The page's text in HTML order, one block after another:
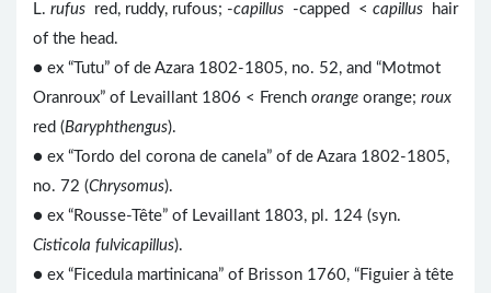
L. rufus red, ruddy, rufous; -capillus -capped < capillus
hair
of the head.
● ex “Tutu” of de Azara 1802-1805, no. 52, and “Motmot
Oranroux” of Levaillant 1806 < French orange orange; roux
red (Baryphthengus).
● ex “Tordo del corona de canela” of de Azara 1802-1805,
no. 72 (Chrysomus).
● ex “Rousse-Tête” of Levaillant 1803, pl. 124 (syn.
Cisticola fulvicapillus).
● ex “Ficedula martinicana” of Brisson 1760, “Figuier à tête